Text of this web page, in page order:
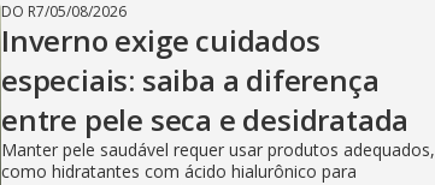
DO R7/05/08/2026
Inverno exige cuidados
especiais: saiba a diferença
entre pele seca e desidratada
Manter pele saudável requer usar produtos adequados,
como hidratantes com ácido hialurônico para